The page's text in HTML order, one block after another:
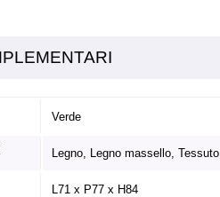
Verde
Legno, Legno massello, Tessuto
L71 x P77 x H84